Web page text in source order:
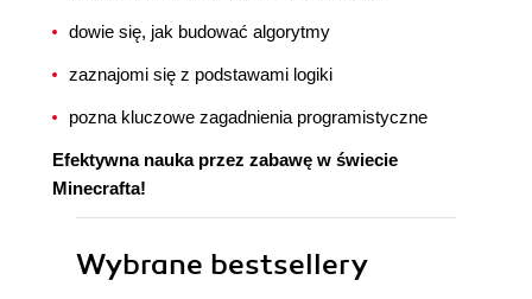
dowie się, jak budować algorytmy
zaznajomi się z podstawami logiki
pozna kluczowe zagadnienia programistyczne
Efektywna nauka przez zabawę w świecie
Minecrafta!
Wybrane bestsellery